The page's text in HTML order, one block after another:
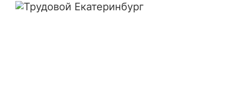
Трудовой Екатеринбург